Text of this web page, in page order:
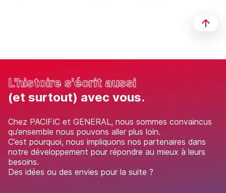
L'histoire s'écrit aussi
(et surtout) avec vous.
Chez PACIFIC et GENERAL, nous sommes convaincus
qu’ensemble nous pouvons aller plus loin.
C’est pourquoi, nous impliquons nos partenaires dans
notre développement pour répondre au mieux à leurs
besoins.
Des idées ou des envies pour la suite ?